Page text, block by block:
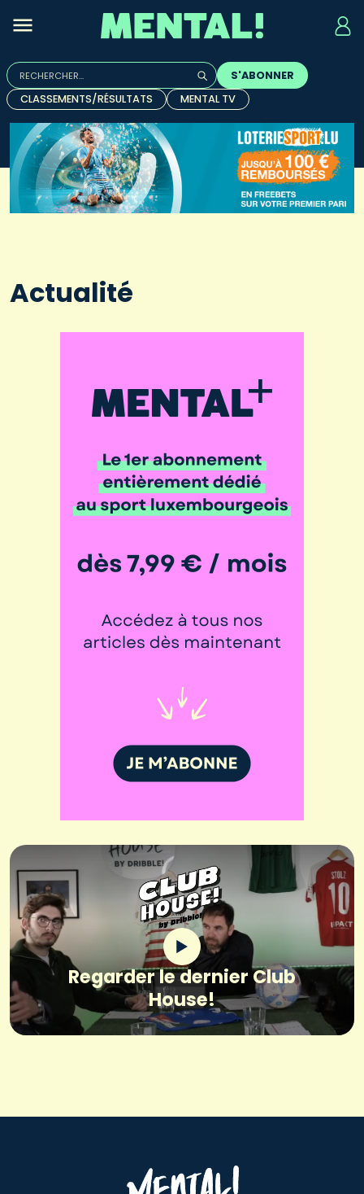
Rechercher :
Quand les résultats de l'auto-complétion sont
S'ABONNER
CLASSEMENTS/RÉSULTATS
MENTAL TV
Actualité
Regarder le dernier Club
House!